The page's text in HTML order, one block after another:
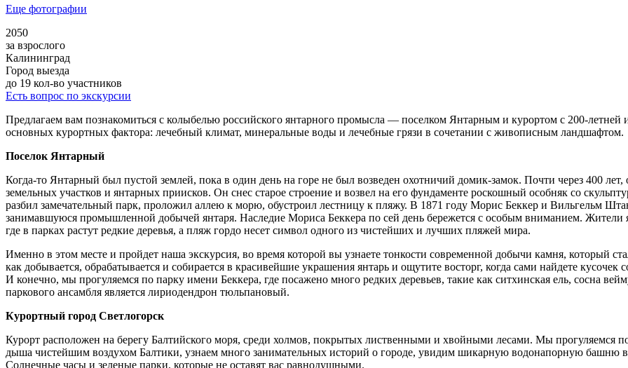
Еще фотографии
2050
за взрослого
Калининград
Город выезда
до 19 кол-во участников
Есть вопрос по экскурсии
Предлагаем вам познакомиться с колыбелью российского янтарного промысла — поселком Янтарным и курортом с 200-
основных курортных фактора: лечебный климат, минеральные воды и лечебные грязи в сочетании с живописным ландшафтом.
Поселок Янтарный
Когда-то Янтарный был пустой землей, пока в один день на горе не был возведен охотничий домик-замок. Почти через 400
земельных участков и янтарных приисков. Он снес старое строение и возвел на его фундаменте роскошный особняк со
разбил замечательный парк, проложил аллею к морю, обустроил лестницу к пляжу. В 1871 году Морис Беккер и Вильгельм
занимавшуюся промышленной добычей янтаря. Наследие Мориса Беккера по сей день бережется с особым вниманием.
где в парках растут редкие деревья, а пляж гордо несет символ одного из чистейших и лучших пляжей мира.
Именно в этом месте и пройдет наша экскурсия, во время которой вы узнаете тонкости современной добычи камня, который
как добывается, обрабатывается и собирается в красивейшие украшения янтарь и ощутите восторг, когда сами найдете
И конечно, мы прогуляемся по парку имени Беккера, где посажено много редких деревьев, такие как ситхинская ель, сосна
паркового ансамбля является лириодендрон тюльпановый.
Курортный город Светлогорск
Курорт расположен на берегу Балтийского моря, среди холмов, покрытых лиственными и хвойными лесами. Мы прогуляемся
дыша чистейшим воздухом Балтики, узнаем много занимательных историй о городе, увидим шикарную водонапорную башню
Солнечные часы и зеленые парки, которые не оставят вас равнодушными.